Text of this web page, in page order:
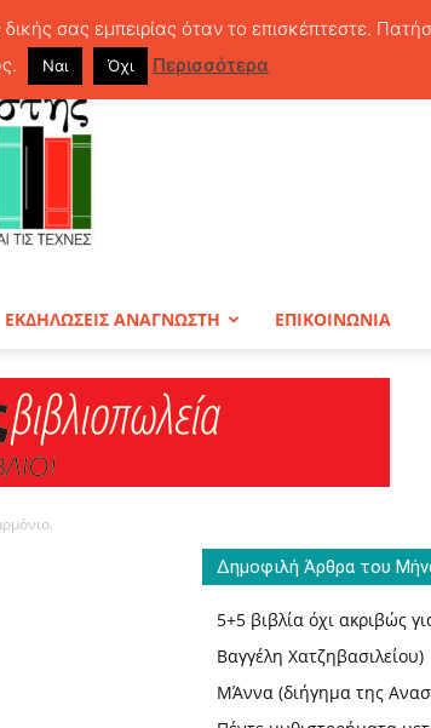
ΕΚΔΗΛΩΣΕΙΣ ΑΝΑΓΝΩΣΤΗ ΕΠΙΚΟΙΝΩΝΙΑ
Δημοφιλή Άρθρα του
5+5 βιβλία όχι ακριβώς
Βαγγέλη Χατζηβασιλείου)
ΜΆννα (διήγημα της
σας εμπειρίας όταν το επισκέπτεστε.
Ναι Όχι Περισσότερα